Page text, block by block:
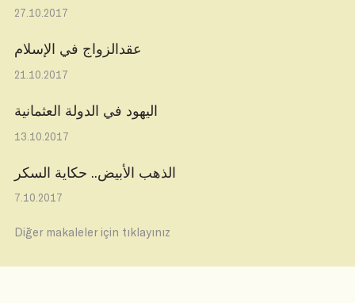
27.10.2017
عقدالزواج في الإسلام
21.10.2017
اليهود في الدولة العثمانية
13.10.2017
الذهب الأبيض.. حكاية السكر
7.10.2017
Diğer makaleler için tıklayınız